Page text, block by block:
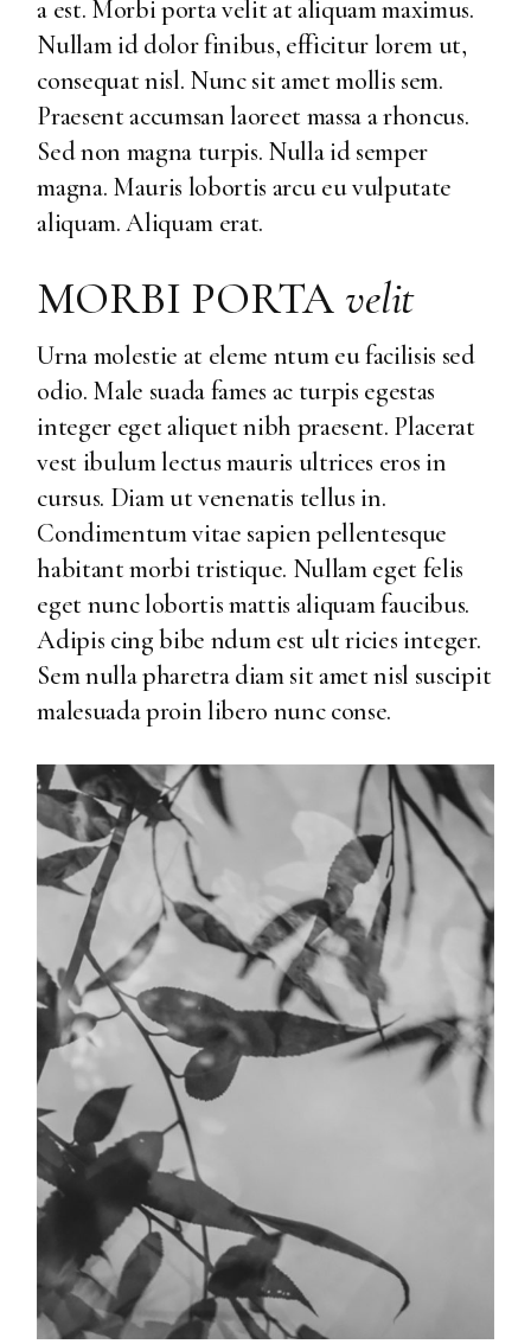
a est. Morbi porta velit at aliquam maximus.
Nullam id dolor finibus, efficitur lorem ut,
consequat nisl. Nunc sit amet mollis sem.
Praesent accumsan laoreet massa a rhoncus.
Sed non magna turpis. Nulla id semper
magna. Mauris lobortis arcu eu vulputate
aliquam. Aliquam erat.
MORBI PORTA velit
Urna molestie at eleme ntum eu facilisis sed
odio. Male suada fames ac turpis egestas
integer eget aliquet nibh praesent. Placerat
vest ibulum lectus mauris ultrices eros in
cursus. Diam ut venenatis tellus in.
Condimentum vitae sapien pellentesque
habitant morbi tristique. Nullam eget felis
eget nunc lobortis mattis aliquam faucibus.
Adipis cing bibe ndum est ult ricies integer.
Sem nulla pharetra diam sit amet nisl suscipit
malesuada proin libero nunc conse.